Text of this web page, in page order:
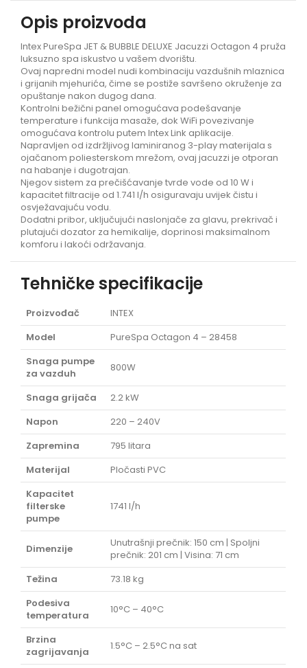
Opis proizvoda
Intex PureSpa JET & BUBBLE DELUXE Jacuzzi Octagon 4 pruža
luksuzno spa iskustvo u vašem dvorištu.
Ovaj napredni model nudi kombinaciju vazdušnih mlaznica
i grijanih mjehurića, čime se postiže savršeno okruženje za
opuštanje nakon dugog dana.
Kontrolni bežični panel omogućava podešavanje
temperature i funkcija masaže, dok WiFi povezivanje
omogućava kontrolu putem Intex Link aplikacije.
Napravljen od izdržljivog laminiranog 3-play materijala s
ojačanom poliesterskom mrežom, ovaj jacuzzi je otporan
na habanje i dugotrajan.
Njegov sistem za prečišćavanje tvrde vode od 10 W i
kapacitet filtracije od 1.741 l/h osiguravaju uvijek čistu i
osvježavajuću vodu.
Dodatni pribor, uključujući naslonjače za glavu, prekrivač i
plutajući dozator za hemikalije, doprinosi maksimalnom
komforu i lakoći održavanja.
Tehničke specifikacije
Proizvođač
INTEX
Model
PureSpa Octagon 4 – 28458
Snaga pumpe
za vazduh
800W
Snaga grijača
2.2 kW
Napon
220 – 240V
Zapremina
795 litara
Materijal
Pločasti PVC
Kapacitet
filterske
pumpe
1741 l/h
Dimenzije
Unutrašnji prečnik: 150 cm | Spoljni
prečnik: 201 cm | Visina: 71 cm
Težina
73.18 kg
Podesiva
temperatura
10°C – 40°C
Brzina
zagrijavanja
1.5°C – 2.5°C na sat